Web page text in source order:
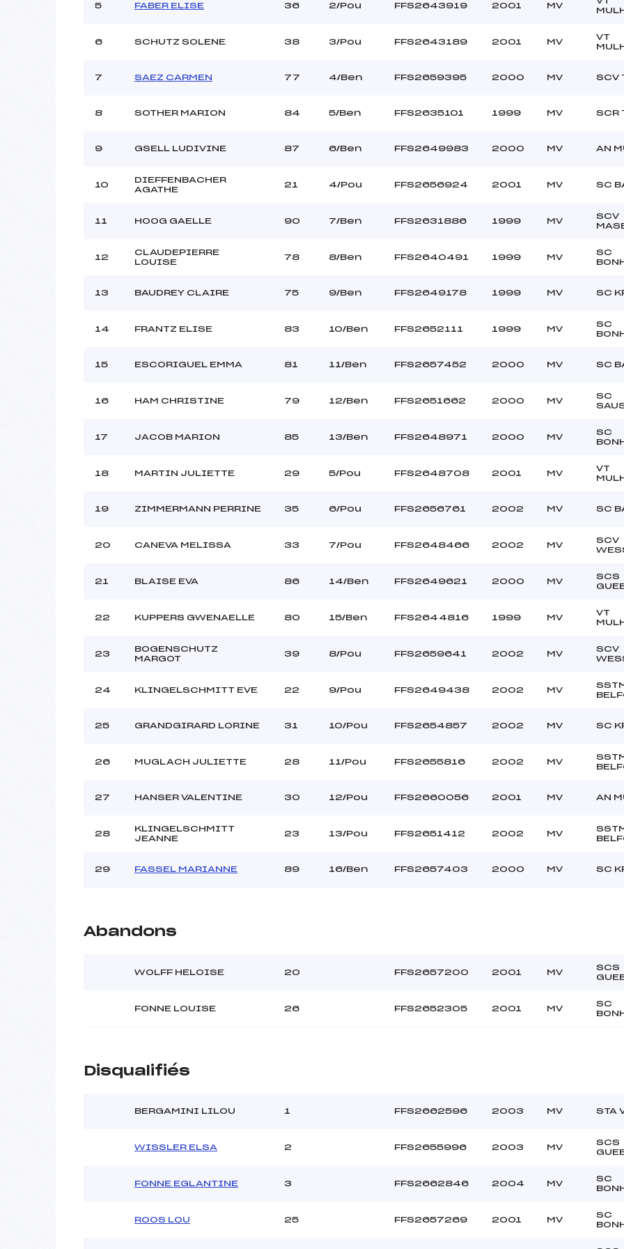
Météo :
gris
Température
Pénalité appliquée :
255.0000
5 FABER ELISE 36 2/Pou FFS2643919 2001 MV
6 SCHUTZ SOLENE 38 3/Pou FFS2643189 2001 MV
VT
7 SAEZ CARMEN 77 4/Ben FFS2659395 2000 MV SCV
8 SOTHER MARION 84 5/Ben FFS2635101 1999 MV SCR
9 GSELL LUDIVINE 87 6/Ben FFS2649983 2000 MV AN
10
DIEFFENBACHER
AGATHE
21 4/Pou FFS2656924 2001 MV SC
11 HOOG GAELLE 90 7/Ben FFS2631886 1999 MV
SCV
12
CLAUDEPIERRE
LOUISE
78 8/Ben FFS2640491 1999 MV
SC
13 BAUDREY CLAIRE 75 9/Ben FFS2649178 1999 MV SC
14 FRANTZ ELISE 83 10/Ben FFS2652111 1999 MV
SC
15 ESCORIGUEL EMMA 81 11/Ben FFS2657452 2000 MV SC
16 HAM CHRISTINE 79 12/Ben FFS2651662 2000 MV
SC
17 JACOB MARION 85 13/Ben FFS2648971 2000 MV
SC
18 MARTIN JULIETTE 29 5/Pou FFS2648708 2001 MV
VT
19 ZIMMERMANN PERRINE 35 6/Pou FFS2656761 2002 MV SC
20 CANEVA MELISSA 33 7/Pou FFS2648466 2002 MV
SCV
21 BLAISE EVA 86 14/Ben FFS2649621 2000 MV
SCS
22 KUPPERS GWENAELLE 80 15/Ben FFS2644816 1999 MV
VT
23
BOGENSCHUTZ
MARGOT
39 8/Pou FFS2659641 2002 MV
SCV
24 KLINGELSCHMITT EVE 22 9/Pou FFS2649438 2002 MV
25 GRANDGIRARD LORINE 31 10/Pou FFS2654857 2002 MV SC
26 MUGLACH JULIETTE 28 11/Pou FFS2655816 2002 MV
27 HANSER VALENTINE 30 12/Pou FFS2660056 2001 MV AN
28
KLINGELSCHMITT
JEANNE
23 13/Pou FFS2651412 2002 MV
29 FASSEL MARIANNE 89 16/Ben FFS2657403 2000 MV SC
Abandons
WOLFF HELOISE 20 FFS2657200 2001 MV
SCS
FONNE LOUISE 26 FFS2652305 2001 MV
SC
Disqualifiés
BERGAMINI LILOU 1 FFS2662596 2003 MV STA
WISSLER ELSA 2 FFS2655996 2003 MV
SCS
FONNE EGLANTINE 3 FFS2662846 2004 MV
SC
ROOS LOU 25 FFS2657269 2001 MV
SC